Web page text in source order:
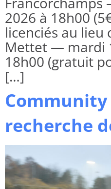
2026 à 18h00
licenciés au lieu
Mettet — mardi
18h00 (gratuit
[…]
Community
recherche